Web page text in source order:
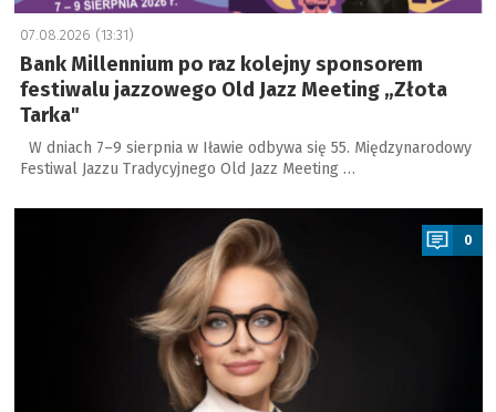
07.08.2026 (13:31)
Bank Millennium po raz kolejny sponsorem
festiwalu jazzowego Old Jazz Meeting „Złota
Tarka"
W dniach 7–9 sierpnia w Iławie odbywa się 55. Międzynarodowy
Festiwal Jazzu Tradycyjnego Old Jazz Meeting …
a
0